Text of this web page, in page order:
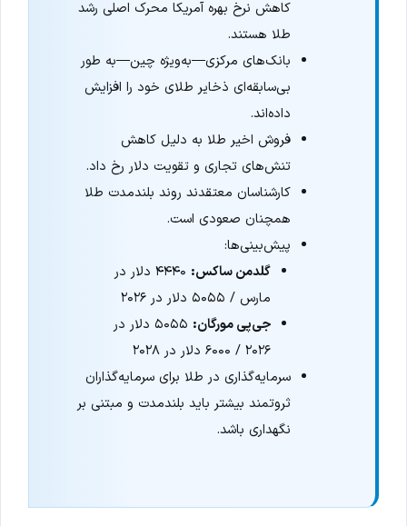
کاهش نرخ بهره آمریکا محرک اصلی رشد
طلا هستند.
بانک‌های مرکزی—به‌ویژه چین—به طور
بی‌سابقه‌ای ذخایر طلای خود را افزایش
داده‌اند.
فروش اخیر طلا به دلیل کاهش
تنش‌های تجاری و تقویت دلار رخ داد.
کارشناسان معتقدند روند بلندمدت طلا
همچنان صعودی است.
پیش‌بینی‌ها:
گلدمن ساکس:
۴۴۴۰ دلار در
مارس / ۵۰۵۵ دلار در ۲۰۲۶
جی‌پی مورگان:
۵۰۵۵ دلار در
۲۰۲۶ / ۶۰۰۰ دلار در ۲۰۲۸
سرمایه‌گذاری در طلا برای سرمایه‌گذاران
ثروتمند بیشتر باید بلندمدت و مبتنی بر
نگهداری باشد.